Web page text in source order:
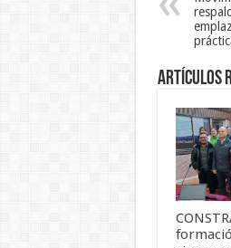
Artículos